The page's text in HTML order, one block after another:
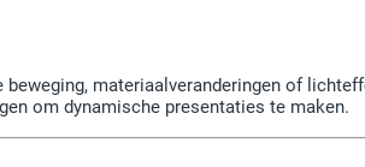
materiaalveranderingen of
om dynamische presentaties te maken.